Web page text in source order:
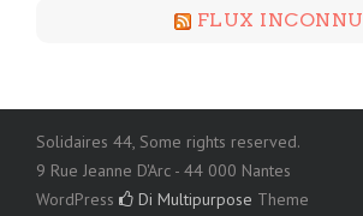
FLUX INCONNU
Solidaires 44, Some rights reserved.
9 Rue Jeanne D'Arc - 44 000 Nantes
WordPress
Di Multipurpose Theme